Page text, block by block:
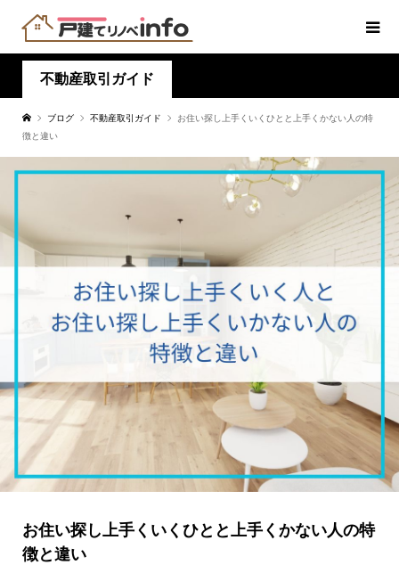
不動産取引ガイド
ブログ 不動産取引ガイド
お住い探し上手くいくひとと上手くかない人の特
徴と違い
お住い探し上手くいくひとと上手くかない人の特
徴と違い